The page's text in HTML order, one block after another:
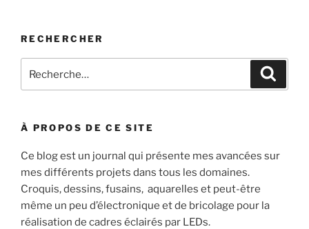
NFTs
RECHERCHER
pour
À PROPOS DE CE SITE
Ce blog est un journal qui présente mes avancées sur
mes différents projets dans tous les domaines.
Croquis, dessins, fusains, aquarelles et peut-être
même un peu d’électronique et de bricolage pour la
réalisation de cadres éclairés par LEDs.